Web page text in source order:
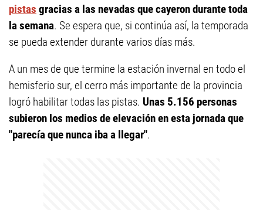
pistas gracias a las nevadas que cayeron durante toda
la semana. Se espera que, si continúa así, la temporada
se pueda extender durante varios días más.
A un mes de que termine la estación invernal en todo el
hemisferio sur, el cerro más importante de la provincia
logró habilitar todas las pistas. Unas 5.156 personas
subieron los medios de elevación en esta jornada que
"parecía que nunca iba a llegar".